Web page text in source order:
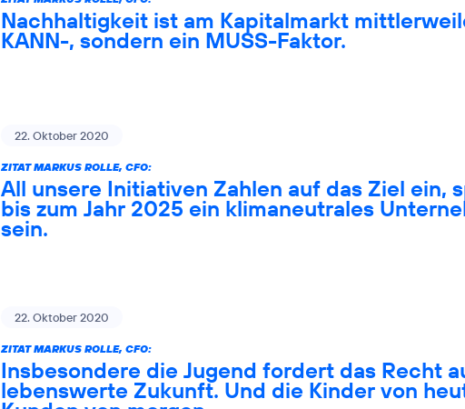
Nachhaltigkeit ist am Kapitalmarkt
KANN-, sondern ein MUSS-Faktor.
22. Oktober 2020
ZITAT MARKUS ROLLE, CFO:
All unsere Initiativen Zahlen auf das Ziel ein,
bis zum Jahr 2025 ein klimaneutrales
sein.
22. Oktober 2020
ZITAT MARKUS ROLLE, CFO:
Insbesondere die Jugend fordert das Recht
lebenswerte Zukunft. Und die Kinder von